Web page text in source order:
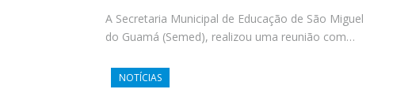
A Secretaria Municipal de Educação de São Miguel
do Guamá (Semed), realizou uma reunião com…
NOTÍCIAS